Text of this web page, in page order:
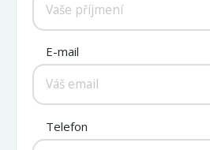
E-mail
Telefon